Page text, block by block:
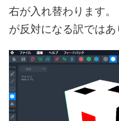
右が入れ替わります
が反対になる訳ではあ